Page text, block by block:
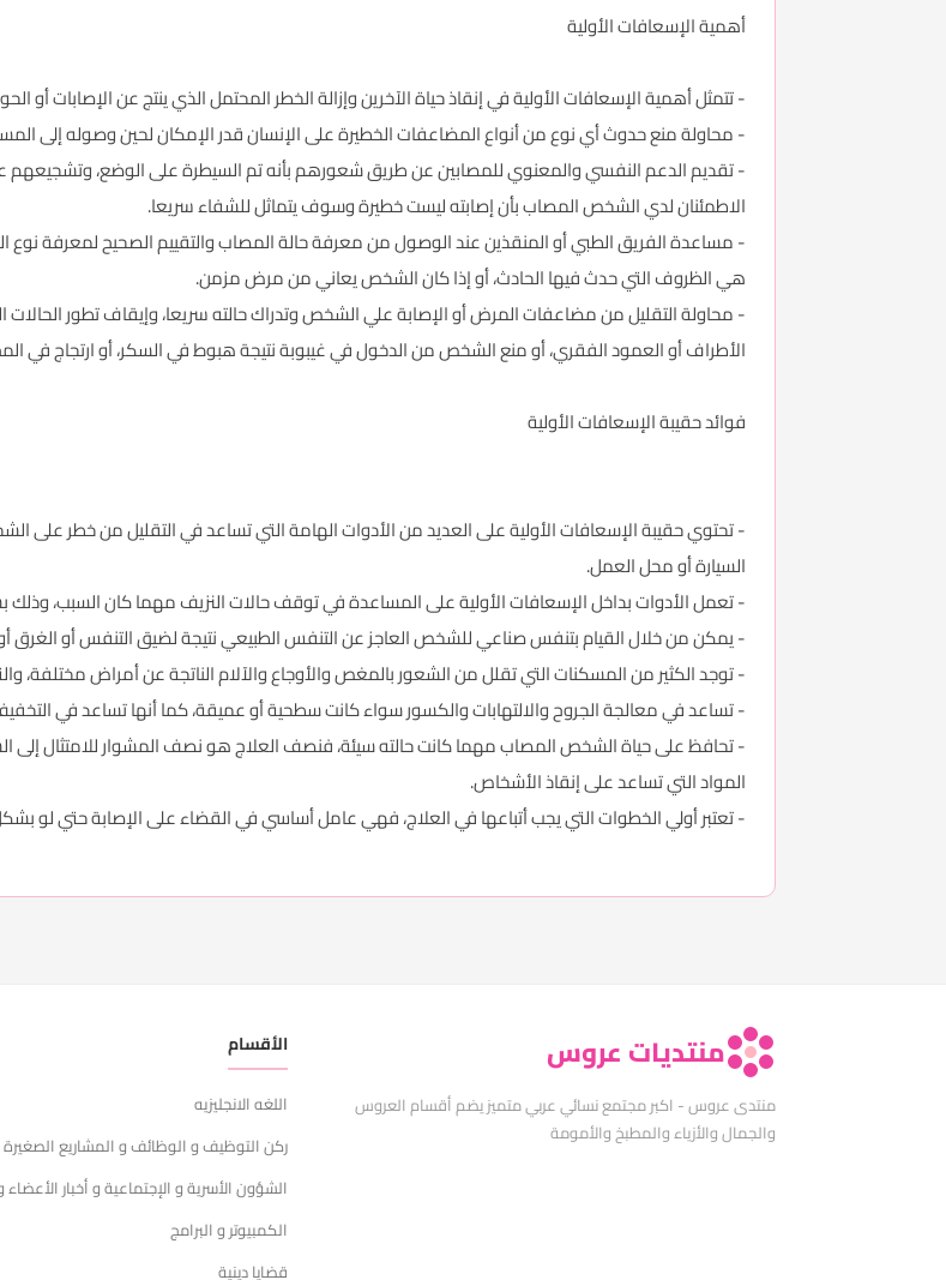
أهمية الإسعافات الأولية
- تتمثل أهمية الإسعافات الأولية في إنقاذ حياة الآخرين وإزالة الخطر المحتمل الذي ينتج عن الإصابات
- محاولة منع حدوث أي نوع من أنواع المضاعفات الخطيرة على الإنسان قدر الإمكان لحين وصوله إلى
- تقديم الدعم النفسي والمعنوي للمصابين عن طريق شعورهم بأنه تم السيطرة على الوضع،
الاطمئنان لدي الشخص المصاب بأن إصابته ليست خطيرة وسوف يتماثل للشفاء سريعا.
- مساعدة الفريق الطبي أو المنقذين عند الوصول من معرفة حالة المصاب والتقييم الصحيح لمعرفة نوع
هي الظروف التي حدث فيها الحادث، أو إذا كان الشخص يعاني من مرض مزمن.
- محاولة التقليل من مضاعفات المرض أو الإصابة علي الشخص وتدراك حالته سريعا، وإيقاف تطور الحالات
الأطراف أو العمود الفقري، أو منع الشخص من الدخول في غيبوبة نتيجة هبوط في السكر، أو ارتجاج في
فوائد حقيبة الإسعافات الأولية
- تحتوي حقيبة الإسعافات الأولية على العديد من الأدوات الهامة التي تساعد في التقليل من خطر على
السيارة أو محل العمل.
- تعمل الأدوات بداخل الإسعافات الأولية على المساعدة في توقف حالات النزيف مهما كان السبب،
- يمكن من خلال القيام بتنفس صناعي للشخص العاجز عن التنفس الطبيعي نتيجة لضيق التنفس أو
- توجد الكثير من المسكنات التي تقلل من الشعور بالمغص والأوجاع والآلام الناتجة عن أمراض مختلفة،
- تساعد في معالجة الجروح والالتهابات والكسور سواء كانت سطحية أو عميقة، كما أنها تساعد في
- تحافظ على حياة الشخص المصاب مهما كانت حالته سيئة، فنصف العلاج هو نصف المشوار للامتثال إلى
المواد التي تساعد على إنقاذ الأشخاص.
- تعتبر أولي الخطوات التي يجب أتباعها في العلاج، فهي عامل أساسي في القضاء على الإصابة حتي لو
منتديات عروس
منتدى عروس - اكبر مجتمع نسائي عربي متميز يضم أقسام العروس
والجمال والأزياء والمطبخ والأمومة
الأقسام
اللغه الانجليزيه
ركن التوظيف و الوظائف و المشاريع الصغيرة
الشؤون الأسرية و الإجتماعية و أخبار
الكمبيوتر و البرامج
قضايا دينية